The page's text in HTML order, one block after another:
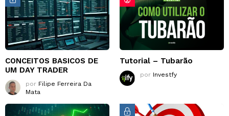
CONCEITOS BASICOS DE
UM DAY TRADER
por Filipe Ferreira Da
Mata
Tutorial – Tubarão
por Investfy